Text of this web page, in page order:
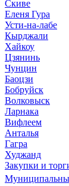
Скиве
Еленя Гура
Усти-на-лабе
Кырджали
Хайкоу
Цзянинь
Чунцин
Баоцзи
Бобруйск
Волковыск
Ларнака
Вифлеем
Анталья
Гагра
Худжанд
Закупки и